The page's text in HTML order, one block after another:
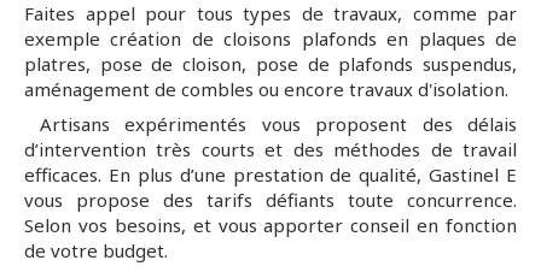
Faites appel pour tous types de travaux, comme par
exemple création de cloisons plafonds en plaques de
platres, pose de cloison, pose de plafonds suspendus,
aménagement de combles ou encore travaux d'isolation.
Artisans expérimentés vous proposent des délais
d’intervention très courts et des méthodes de travail
efficaces. En plus d’une prestation de qualité, Gastinel E
vous propose des tarifs défiants toute concurrence.
Selon vos besoins, et vous apporter conseil en fonction
de votre budget.